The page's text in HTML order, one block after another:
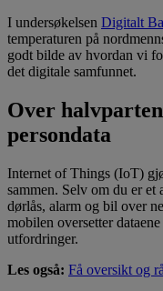
I undersøkelsen Digitalt
temperaturen på
godt bilde av hvordan vi
det digitale samfunnet.
Over
persondata
Internet of Things (IoT)
sammen. Selv om du er et
dørlås, alarm og bil over
mobilen oversetter
utfordringer.
Les også: Få oversikt og